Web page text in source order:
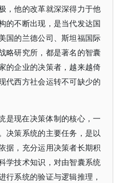
，他的改革就深深得力于他
的不断出现，是当代发达国
国的兰德公司、斯坦福国际
略研究所，都是著名的智囊
的企业的决策者，越来越倚
代西方社会运转不可缺少的
是现在决策体制的核心，一
决策系统的主要任务，是以
据，充分运用决策者长期积
学技术知识，对由智囊系统
行系统的验证与逻辑推理，